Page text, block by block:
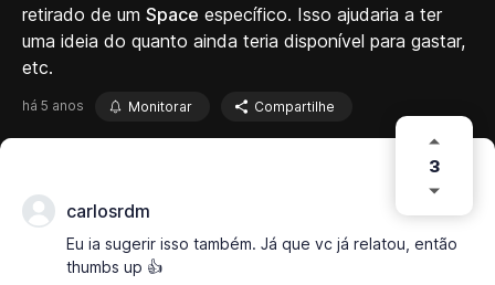
retirado de um Space específico. Isso ajudaria a ter
uma ideia do quanto ainda teria disponível para gastar,
etc.
há 5 anos Monitorar Compartilhe
3
carlosrdm
Eu ia sugerir isso também. Já que vc já relatou, então
thumbs up 👍